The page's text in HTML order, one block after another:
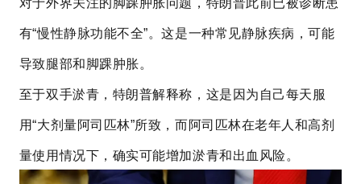
对于外界关注的脚踝肿胀问题，特朗普此前已被诊断患
有“慢性静脉功能不全”。这是一种常见静脉疾病，可能
导致腿部和脚踝肿胀。
至于双手淤青，特朗普解释称，这是因为自己每天服
用“大剂量阿司匹林”所致，而阿司匹林在老年人和高剂
量使用情况下，确实可能增加淤青和出血风险。